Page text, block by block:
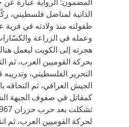
الذاتية لمناضل فلسطيني،
طفولته منذ ولادته في قرية
وعمله في الزراعة
هجرته إلى الكويت ليعمل
بحركة القوميين العرب، ثم
التحرير الفلسطيني،
الجيش العراقي، ثم التحاقه
كمقاتل في صفوف الجبهة
لحركة القوميين العرب، ثم